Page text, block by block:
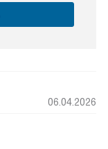
06.04.2026